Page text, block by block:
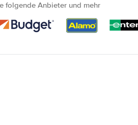
folgende Anbieter und mehr